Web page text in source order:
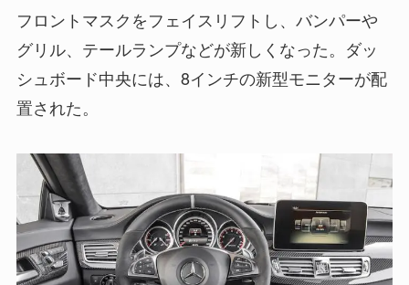
フロントマスクをフェイスリフトし、バンパーや
グリル、テールランプなどが新しくなった。ダッ
シュボード中央には、8インチの新型モニターが配
置された。